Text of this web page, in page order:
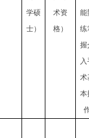
学硕
士）
术资
格）
能
练
握
术
本